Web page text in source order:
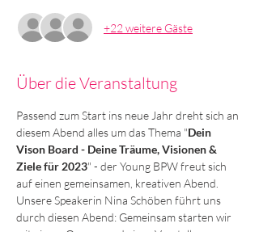
+22 weitere Gäste
Über die Veranstaltung
Passend zum Start ins neue Jahr dreht sich an
diesem Abend alles um das Thema "Dein
Vison Board - Deine Träume, Visionen &
Ziele für 2023" - der Young BPW freut sich
auf einen gemeinsamen, kreativen Abend.
Unsere Speakerin Nina Schöben führt uns
durch diesen Abend: Gemeinsam starten wir